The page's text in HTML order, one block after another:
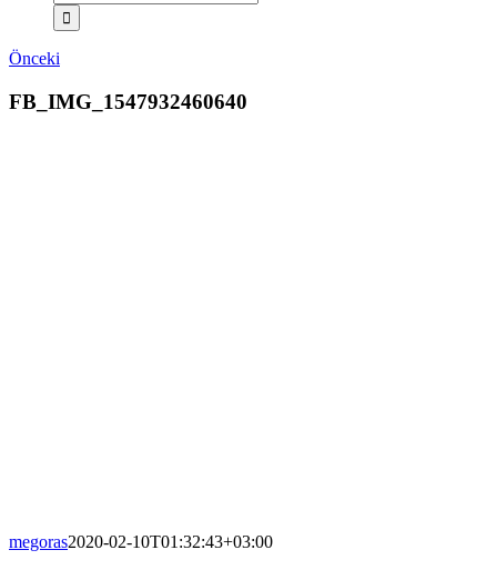
Önceki
FB_IMG_1547932460640
megoras2020-02-10T01:32:43+03:00